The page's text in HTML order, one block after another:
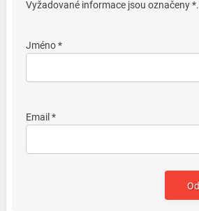
Vyžadované informace jsou označeny *.
Jméno *
Email *